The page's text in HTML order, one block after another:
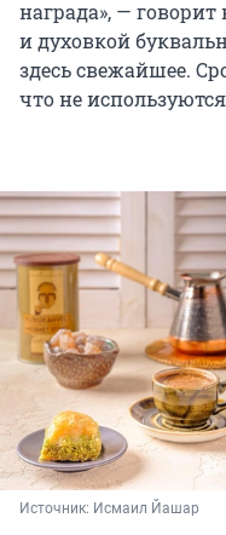
награда», —
и духовкой
здесь свежайшее.
что не
Источник: Исмаил Йашар